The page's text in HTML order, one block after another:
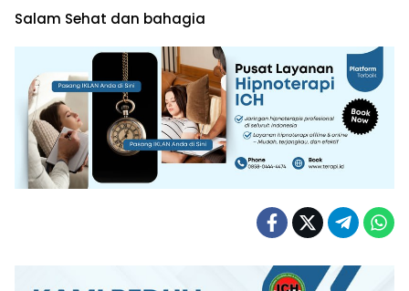
Salam Sehat dan bahagia